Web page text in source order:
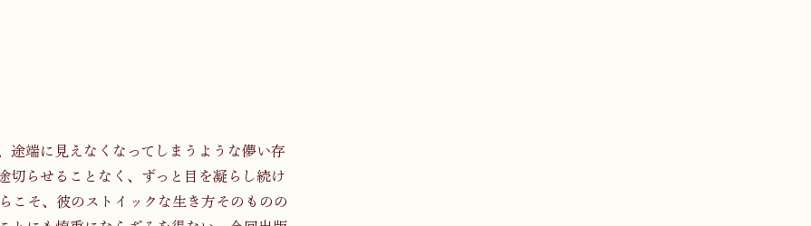
途端に見えなくなってしまうような儚い存
切らせることなく、ずっと目を凝らし続け
こそ、彼のストイックな生き方そのものの